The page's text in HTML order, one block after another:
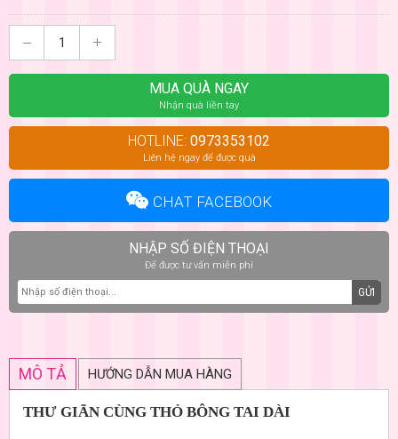
MUA QUÀ NGAY
Nhận quà liền tay
HOTLINE: 0973353102
Liên hệ ngay để được quà
CHAT FACEBOOK
NHẬP SỐ ĐIỆN THOẠI
Để được tư vấn miễn phí
GỬI
MÔ TẢ HƯỚNG DẪN MUA HÀNG
THƯ GIÃN CÙNG THỎ BÔNG TAI DÀI